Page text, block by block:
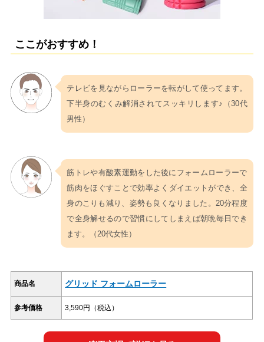
ここがおすすめ！
テレビを見ながらローラーを転がして使ってます。
下半身のむくみ解消されてスッキリします♪（30代
男性）
筋トレや有酸素運動をした後にフォームローラーで
筋肉をほぐすことで効率よくダイエットができ、全
身のこりも減り、姿勢も良くなりました。20分程度
で全身解せるので習慣にしてしまえば朝晩毎日でき
ます。（20代女性）
商品名 グリッド フォームローラー
参考価格 3,590円（税込）